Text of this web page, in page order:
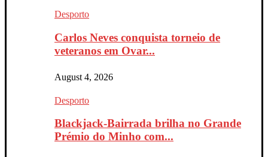
Desporto
Carlos Neves conquista torneio de
veteranos em Ovar...
August 4, 2026
Desporto
Blackjack-Bairrada brilha no Grande
Prémio do Minho com...